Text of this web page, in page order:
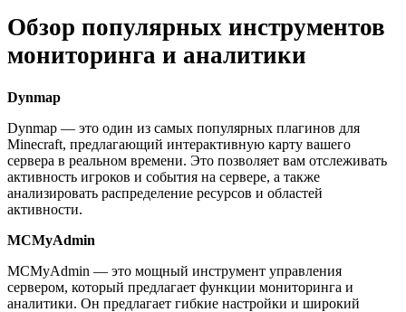
Обзор популярных инструментов
мониторинга и аналитики
Dynmap
Dynmap — это один из самых популярных плагинов для
Minecraft, предлагающий интерактивную карту вашего
сервера в реальном времени. Это позволяет вам отслеживать
активность игроков и события на сервере, а также
анализировать распределение ресурсов и областей
активности.
MCMyAdmin
MCMyAdmin — это мощный инструмент управления
сервером, который предлагает функции мониторинга и
аналитики. Он предлагает гибкие настройки и широкий